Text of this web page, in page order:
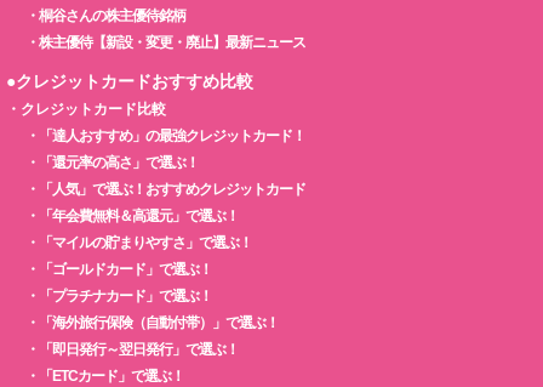
・ 桐谷さんの株主優待銘柄
・ 株主優待【新設・変更・廃止】最新ニュース
●クレジットカードおすすめ比較
・ クレジットカード比較
・
「達人おすすめ」の最強クレジットカード！
・
「還元率の高さ」で選ぶ！
・
「人気」で選ぶ！おすすめクレジットカード
・
「年会費無料＆高還元」で選ぶ！
・
「マイルの貯まりやすさ」で選ぶ！
・
「ゴールドカード」で選ぶ！
・
「プラチナカード」で選ぶ！
・
「海外旅行保険（自動付帯）」で選ぶ！
・
「即日発行～翌日発行」で選ぶ！
・
「ETCカード」で選ぶ！